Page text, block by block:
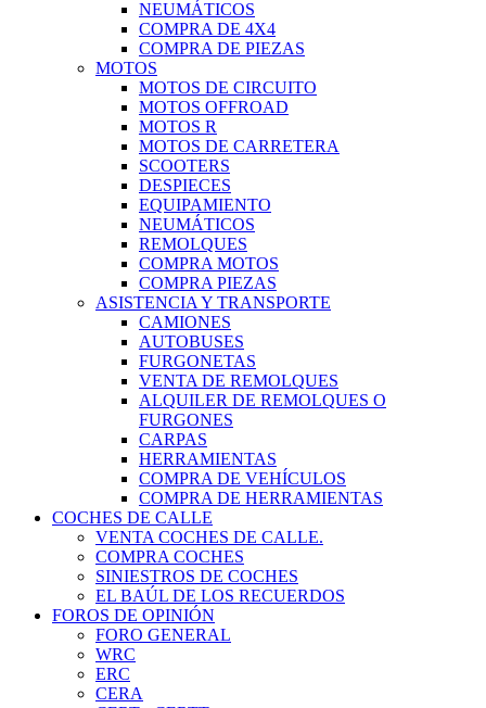
NEUMÁTICOS
COMPRA DE 4X4
COMPRA DE PIEZAS
MOTOS
MOTOS DE CIRCUITO
MOTOS OFFROAD
MOTOS R
MOTOS DE CARRETERA
SCOOTERS
DESPIECES
EQUIPAMIENTO
NEUMÁTICOS
REMOLQUES
COMPRA MOTOS
COMPRA PIEZAS
ASISTENCIA Y TRANSPORTE
CAMIONES
AUTOBUSES
FURGONETAS
VENTA DE REMOLQUES
ALQUILER DE REMOLQUES O
FURGONES
CARPAS
HERRAMIENTAS
COMPRA DE VEHÍCULOS
COMPRA DE HERRAMIENTAS
COCHES DE CALLE
VENTA COCHES DE CALLE.
COMPRA COCHES
SINIESTROS DE COCHES
EL BAÚL DE LOS RECUERDOS
FOROS DE OPINIÓN
FORO GENERAL
WRC
ERC
CERA